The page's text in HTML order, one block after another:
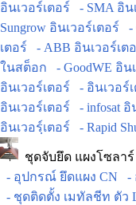
อินเวอร์เตอร์
- SMA อิน
Sungrow อินเวอร์เตอร์
-
เตอร์
- ABB อินเวอร์เต
ในสต็อก
- GoodWE อิน
อินเวอร์เตอร์
- อินเวอร์
อินเวอร์เตอร์
- infosat อิ
อินเวอร์ฺเตอร์
- Rapid
ชุดจับยึด แผงโซลาร์
- อุปกรณ์ ยึดแผง CN
-
- ชุดติดตั้ง เมทัลชีท ตัว